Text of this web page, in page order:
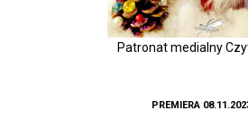
Patronat medialny
PREMIERA